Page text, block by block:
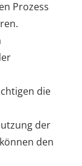
Prozess
die
der
den